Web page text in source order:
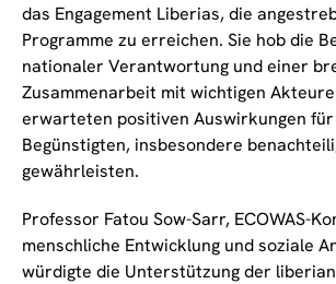
das Engagement Liberias, die
Programme zu erreichen. Sie hob die
nationaler Verantwortung und einer
Zusammenarbeit mit wichtigen
erwarteten positiven Auswirkungen für
Begünstigten, insbesondere
gewährleisten.
Professor Fatou Sow-Sarr, ECOWAS-
menschliche Entwicklung und soziale
würdigte die Unterstützung der